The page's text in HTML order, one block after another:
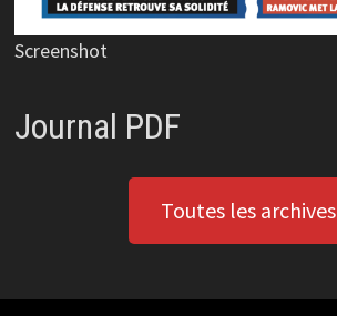
Screenshot
Journal PDF
Toutes les archives